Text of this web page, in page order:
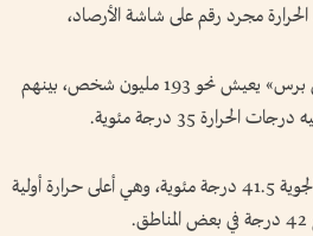
الحرارة مجرد رقم على شاشة الأرصاد،
فوفق تحليل أجرته وكالة «فرانس برس» يعيش نحو 193 مليون شخص، بينهم
وفي ألمانيا سجّلت هيئة الأرصاد الجوية 41.5 درجة مئوية، وهي أعلى حرارة أولية